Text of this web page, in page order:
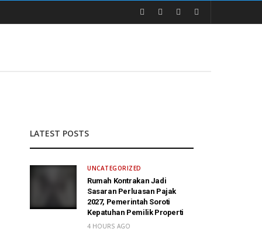
LATEST POSTS
UNCATEGORIZED
Rumah Kontrakan Jadi
Sasaran Perluasan Pajak
2027, Pemerintah Soroti
Kepatuhan Pemilik Properti
4 HOURS AGO